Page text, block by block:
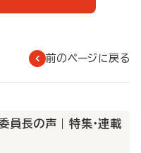
前のページに戻る
員長の声 | 特集・連載